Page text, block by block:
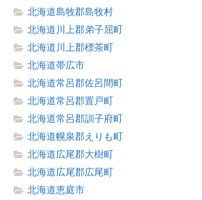
北海道島牧郡島牧村
北海道川上郡弟子屈町
北海道川上郡標茶町
北海道帯広市
北海道常呂郡佐呂間町
北海道常呂郡置戸町
北海道常呂郡訓子府町
北海道幌泉郡えりも町
北海道広尾郡大樹町
北海道広尾郡広尾町
北海道恵庭市